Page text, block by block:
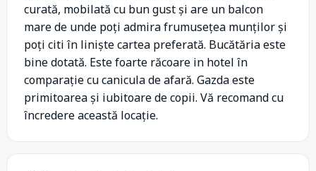
curată, mobilată cu bun gust și are un balcon
mare de unde poți admira frumusețea munților și
poți citi în liniște cartea preferată. Bucătăria este
bine dotată. Este foarte răcoare in hotel în
comparație cu canicula de afară. Gazda este
primitoarea și iubitoare de copii. Vă recomand cu
încredere această locație.